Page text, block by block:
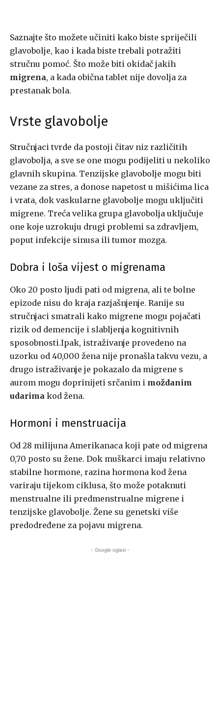
Saznajte što možete učiniti kako biste spriječili
glavobolje, kao i kada biste trebali potražiti
stručnu pomoć. Što može biti okidač jakih
migrena, a kada obična tablet nije dovolja za
prestanak bola.
Vrste glavobolje
Stručnjaci tvrde da postoji čitav niz različitih
glavobolja, a sve se one mogu podijeliti u nekoliko
glavnih skupina. Tenzijske glavobolje mogu biti
vezane za stres, a donose napetost u mišićima lica
i vrata, dok vaskularne glavobolje mogu uključiti
migrene. Treća velika grupa glavobolja uključuje
one koje uzrokuju drugi problemi sa zdravljem,
poput infekcije sinusa ili tumor mozga.
Dobra i loša vijest o migrenama
Oko 20 posto ljudi pati od migrena, ali te bolne
epizode nisu do kraja razjašnjenje. Ranije su
stručnjaci smatrali kako migrene mogu pojačati
rizik od demencije i slabljenja kognitivnih
sposobnosti.Ipak, istraživanje provedeno na
uzorku od 40,000 žena nije pronašla takvu vezu, a
drugo istraživanje je pokazalo da migrene s
aurom mogu doprinijeti srčanim i moždanim
udarima kod žena.
Hormoni i menstruacija
Od 28 milijuna Amerikanaca koji pate od migrena
0,70 posto su žene. Dok muškarci imaju relativno
stabilne hormone, razina hormona kod žena
variraju tijekom ciklusa, što može potaknuti
menstrualne ili predmenstrualne migrene i
tenzijske glavobolje. Žene su genetski više
predodređene za pojavu migrena.
- Google oglasi -